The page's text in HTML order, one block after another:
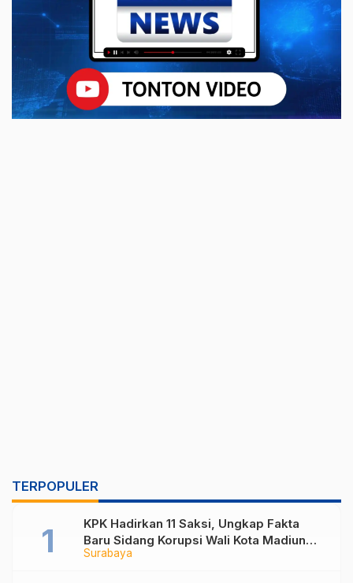
TERPOPULER
Surabaya
KPK Hadirkan 11 Saksi, Ungkap Fakta
Baru Sidang Korupsi Wali Kota Madiun
Nonaktif Maidi